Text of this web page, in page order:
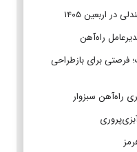
راه‌آهن
برای بازطراحی
راه‌آهن سبزوار